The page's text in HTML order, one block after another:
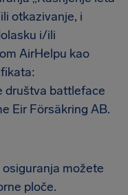
otkazivanje, i
i/ili
AirHelpu kao
društva battleface
Eir Försäkring AB.
možete
ploče.